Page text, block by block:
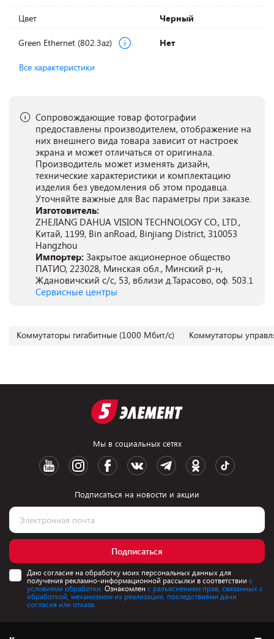
Цвет Черный
Green Ethernet (802.3az) Нет
Все характеристики
Сопровождающие товар фотографии
предоставлены производителем, отображение на
них внешнего вида товара зависит от настроек
экрана и может отличаться от оригинала.
Производитель может изменять дизайн,
технические характеристики и комплектацию
изделия без уведомления об этом продавца.
Уточняйте важные для Вас параметры при заказе.
Изготовитель:
ZHEJIANG DAHUA VISION TECHNOLOGY CO., LTD.,
Китай, 1199, Bin anRoad, Binjiang District, 310053
Hangzhou
Импортер: Закрытое акционерное общество
ПАТИО, 223028, Минская обл., Минский р-н,
Ждановичский с/с, 53, вблизи д.Тарасово, оф. 503.1
Сервисные центры
Коммутаторы гигабитные (1000 Мбит/с) Коммутаторы
Мы в социальных сетях
Подписаться на новости и акции
Подписаться
Даю согласие на обработку моих персональных данных для
получения рекламно-информационной рассылки в соответствии с
условиями обработки. Ознакомлен с разъяснением прав, связанных с
обработкой, механизмом их реализации, последствиями дачи
согласия или отказа.